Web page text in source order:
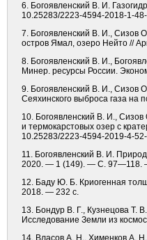
6. Богоявленский В. И.
10.25283/2223-4594-2018-1-
7. Богоявленский В. И., Сизов
остров Ямал, озеро Нейто //
8. Богоявленский В. И.,
Минер. ресурсы России.
9. Богоявленский В. И., Сизов
Сеяхинского выброса газа
10. Богоявленский В. И.,
и термокарстовых озер с
10.25283/2223-4594-2019-4-
11. Богоявленский В. И.
2020. — 1 (149). — С. 97—118.
12. Баду Ю. Б. Криогенная
2018. — 232 с.
13. Бондур В. Г., Кузнецова Т.
Исследование Земли из
14. Власов А. Н., Хименков А.